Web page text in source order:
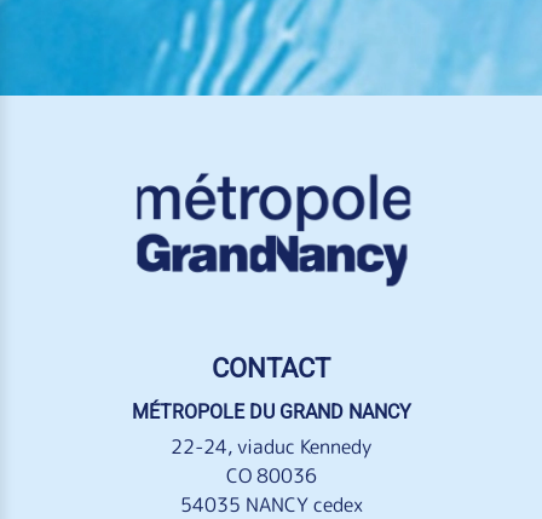
CONTACT
MÉTROPOLE DU GRAND NANCY
22-24, viaduc Kennedy
CO 80036
54035 NANCY cedex